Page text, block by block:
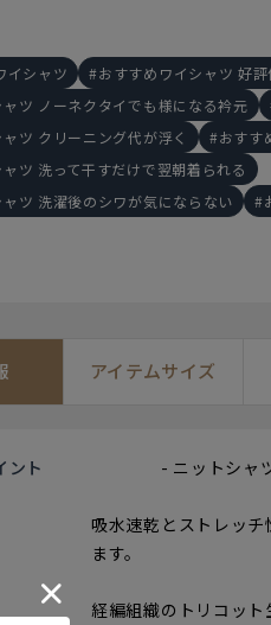
イシャツ おすすめワイシャツ 好
ツ ノーネクタイでも様になる衿元
ツ クリーニング代が浮く
おすす
ツ 洗って干すだけで翌朝着られる
ツ 洗濯後のシワが気にならない
アイテムサイズ
ント - ニットシャ
吸水速乾とストレッ
ます。
経編組織のトリコッ